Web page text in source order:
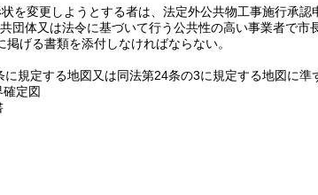
を変更しようとする者は、法定外公共物工事施行承認
団体又は法令に基づいて行う公共性の高い事業者で市
掲げる書類を添付しなければならない。
規定する地図又は同法第24条の3に規定する地図に準
定図